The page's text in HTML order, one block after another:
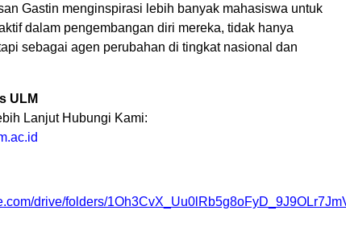
Gastin menginspirasi lebih banyak mahasiswa untuk
dalam pengembangan diri mereka, tidak hanya
sebagai agen perubahan di tingkat nasional dan
ULM
Lanjut Hubungi Kami:
drive/folders/